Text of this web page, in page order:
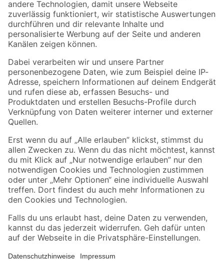
Zur Newsletter Anmeldung
Folge uns
Zahlungsarten Versandarten
Sicher einkaufen
Jetzt die toom-App herunterladen
Alle Preisangaben in EUR inkl. gesetzl. MwSt.. Die dargestellten Angebote sind unter
Umständen nicht in allen Märkten verfügbar. Die angegebenen Verfügbarkeiten beziehen
Produkte nur solange der Vorrat reicht.
*Paketversand ab 59 € versandkostenfrei, gilt nicht für Artikel mit Speditionsversand, hier